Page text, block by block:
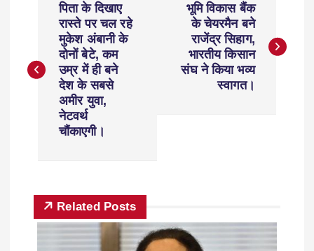
पिता के दिखाए
रास्ते पर चल रहे
मुकेश अंबानी के
दोनों बेटे, कम
उम्र में ही बने
देश के सबसे
अमीर युवा,
नेटवर्थ
चौंकाएगी।
भूमि विकास बैंक
के चेयरमैन बने
राजेंद्र सिहाग,
भारतीय किसान
संघ ने किया भव्य
स्वागत।
Related Posts